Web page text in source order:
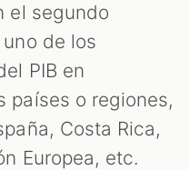
el segundo
de los
PIB en
países o regiones,
Costa Rica,
Europea, etc.